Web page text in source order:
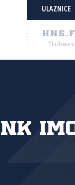
ULAZNICE
Službena
NK